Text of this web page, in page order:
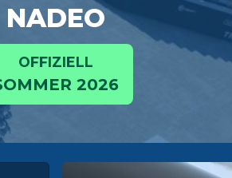
NADEO
OFFIZIELL
2026